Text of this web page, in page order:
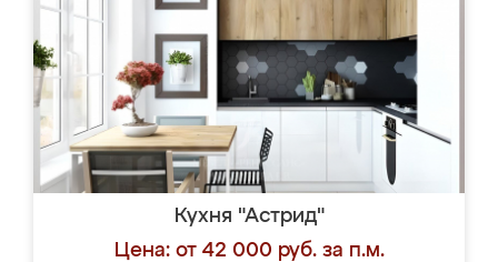
Кухня "Астрид"
Цена: от 42 000 руб. за п.м.